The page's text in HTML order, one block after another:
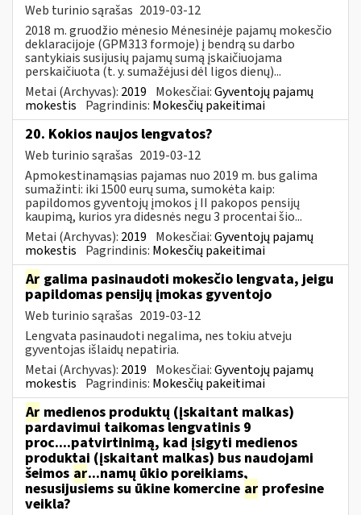
Web turinio sąrašas 2019-03-12
2018 m. gruodžio mėnesio Mėnesinėje pajamų mokesčio
deklaracijoje (GPM313 formoje) į bendrą su darbo
santykiais susijusių pajamų sumą įskaičiuojama
perskaičiuota (t. y. sumažėjusi dėl ligos dienų)...
Metai (Archyvas): 2019 Mokesčiai:Gyventojų pajamų
mokestis Pagrindinis: Mokesčių pakeitimai
20. Kokios naujos lengvatos?
Web turinio sąrašas 2019-03-12
Apmokestinamąsias pajamas nuo 2019 m. bus galima
sumažinti: iki 1500 eurų suma, sumokėta kaip:
papildomos gyventojų įmokos į II pakopos pensijų
kaupimą, kurios yra didesnės negu 3 procentai šio...
Metai (Archyvas): 2019 Mokesčiai:Gyventojų pajamų
mokestis Pagrindinis: Mokesčių pakeitimai
Ar galima pasinaudoti mokesčio lengvata, jeigu
papildomas pensijų įmokas gyventojo
Web turinio sąrašas 2019-03-12
Lengvata pasinaudoti negalima, nes tokiu atveju
gyventojas išlaidų nepatiria.
Metai (Archyvas): 2019 Mokesčiai:Gyventojų pajamų
mokestis Pagrindinis: Mokesčių pakeitimai
Ar medienos produktų (įskaitant malkas)
pardavimui taikomas lengvatinis 9
proc....patvirtinimą, kad įsigyti medienos
produktai (įskaitant malkas) bus naudojami
šeimos ar...namų ūkio poreikiams,
nesusijusiems su ūkine komercine ar profesine
veikla?